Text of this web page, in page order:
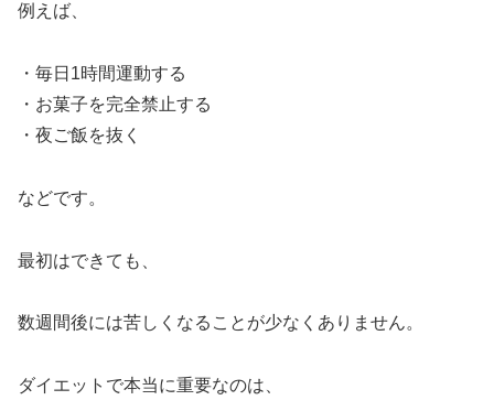
例えば、
・毎日1時間運動する
・お菓子を完全禁止する
・夜ご飯を抜く
などです。
最初はできても、
数週間後には苦しくなることが少なくありません。
ダイエットで本当に重要なのは、